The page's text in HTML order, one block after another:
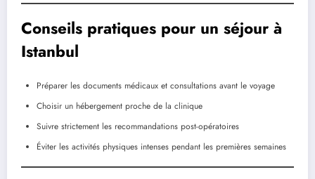
Conseils pratiques pour un séjour à
Istanbul
Préparer les documents médicaux et consultations avant le voyage
Choisir un hébergement proche de la clinique
Suivre strictement les recommandations post-opératoires
Éviter les activités physiques intenses pendant les premières semaines